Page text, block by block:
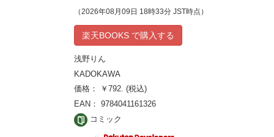
（2026年08月09日 18時33分 JST時点）
楽天BOOKS で購入する
浅野りん
KADOKAWA
価格： ￥792. (税込)
EAN： 9784041161326
コミック